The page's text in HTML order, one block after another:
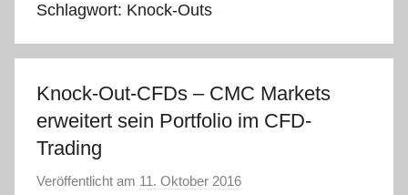
Schlagwort: Knock-Outs
Knock-Out-CFDs – CMC Markets
erweitert sein Portfolio im CFD-
Trading
Veröffentlicht am 11. Oktober 2016